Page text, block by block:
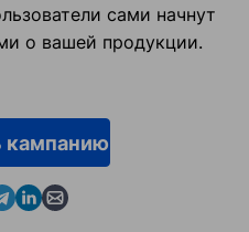
сами начнут
о вашей продукции.
кампанию
in Messenger
us in WhatsApp
us in Telegram
Contact us in Linkedin
Contact us by email